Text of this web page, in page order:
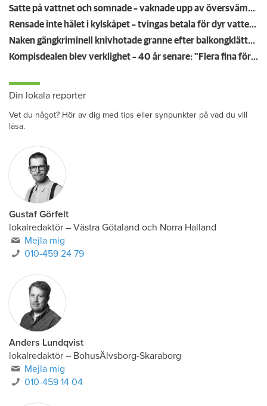
Satte på vattnet och somnade – vaknade upp av översvämning hos grannen
Naken gängkriminell knivhotade granne efter balkongklättring
Din lokala reporter
Vet du något? Hör av dig med tips eller synpunkter på vad du vill
Gustaf Görfelt
lokalredaktör–
Mejla mig
Anders Lundqvist
lokalredaktör–
Mejla mig